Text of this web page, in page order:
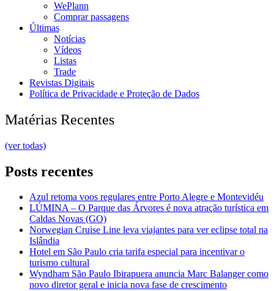
WePlann
Comprar passagens
Últimas
Notícias
Vídeos
Listas
Trade
Revistas Digitais
Política de Privacidade e Proteção de Dados
Matérias Recentes
(ver todas)
Posts recentes
Azul retoma voos regulares entre Porto Alegre e Montevidéu
LÚMINA – O Parque das Árvores é nova atração turística em
Caldas Novas (GO)
Norwegian Cruise Line leva viajantes para ver eclipse total na
Islândia
Hotel em São Paulo cria tarifa especial para incentivar o
turismo cultural
Wyndham São Paulo Ibirapuera anuncia Marc Balanger como
novo diretor geral e inicia nova fase de crescimento